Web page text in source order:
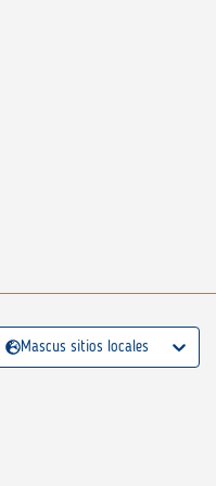
Mascus sitios locales